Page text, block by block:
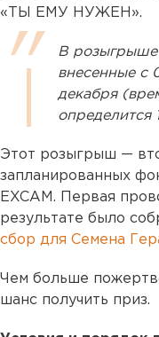
«ТЫ ЕМУ НУЖЕН».
В розыгрыше
внесенные с
декабря
определится
Этот розыгрыш —
запланированных
EXCAM. Первая
результате было
сбор для Семена
Чем больше
шанс получить приз.